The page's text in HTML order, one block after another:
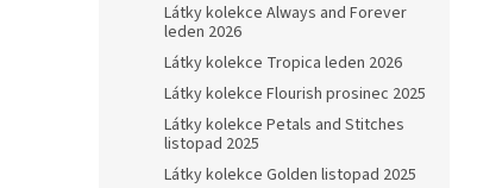
Látky kolekce Always and Forever
leden 2026
Látky kolekce Tropica leden 2026
Látky kolekce Flourish prosinec 2025
Látky kolekce Petals and Stitches
listopad 2025
Látky kolekce Golden listopad 2025